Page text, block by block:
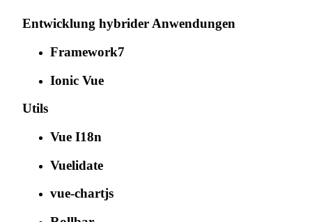
Entwicklung hybrider Anwendungen
Framework7
Ionic Vue
Utils
Vue I18n
Vuelidate
vue-chartjs